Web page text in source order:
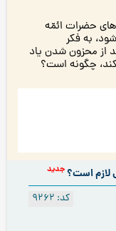
حضرات ائمّه
به فکر
از محزون شدن یاد
چگونه است؟
لازم است؟جدید
کد: 9262